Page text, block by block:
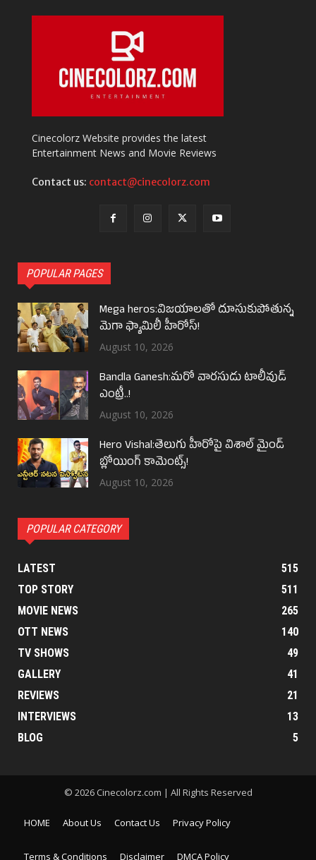
Cinecolorz Website provides the latest
Entertainment News and Movie Reviews
Contact us: contact@cinecolorz.com
POPULAR PAGES
Mega heros:విజయాలతో దూసుకుపోతున్న
మెగా ఫ్యామిలీ హీరోస్!
August 10, 2026
Bandla Ganesh:మరో వారసుడు టాలీవుడ్
ఎంట్రీ..!
August 10, 2026
Hero Vishal:తెలుగు హీరోపై విశాల్ మైండ్
బ్లోయింగ్ కామెంట్స్!
August 10, 2026
POPULAR CATEGORY
LATEST
515
TOP STORY
511
MOVIE NEWS
265
OTT NEWS
140
TV SHOWS
49
GALLERY
41
REVIEWS
21
INTERVIEWS
13
BLOG
5
© 2026 Cinecolorz.com | All Rights Reserved
HOME About Us Contact Us Privacy Policy
Terms & Conditions Disclaimer DMCA Policy